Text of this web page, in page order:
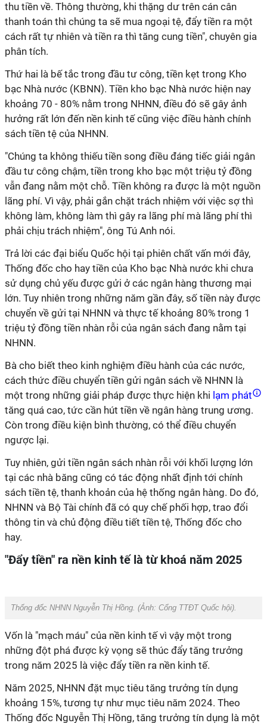
thu tiền về. Thông thường, khi thặng dư trên cán cân
thanh toán thì chúng ta sẽ mua ngoại tệ, đẩy tiền ra một
cách rất tự nhiên và tiền ra thì tăng cung tiền", chuyên gia
phân tích.
Thứ hai là bế tắc trong đầu tư công, tiền kẹt trong Kho
bạc Nhà nước (KBNN). Tiền kho bạc Nhà nước hiện nay
khoảng 70 - 80% nằm trong NHNN, điều đó sẽ gây ảnh
hưởng rất lớn đến nền kinh tế cũng việc điều hành chính
sách tiền tệ của NHNN.
"Chúng ta không thiếu tiền song điều đáng tiếc giải ngân
đầu tư công chậm, tiền trong kho bạc một triệu tỷ đồng
vẫn đang nằm một chỗ. Tiền không ra được là một nguồn
lãng phí. Vì vậy, phải gắn chặt trách nhiệm với việc sợ thì
không làm, không làm thì gây ra lãng phí mà lãng phí thì
phải chịu trách nhiệm", ông Tú Anh nói.
Trả lời các đại biểu Quốc hội tại phiên chất vấn mới đây,
Thống đốc cho hay tiền của Kho bạc Nhà nước khi chưa
sử dụng chủ yếu được gửi ở các ngân hàng thương mại
lớn. Tuy nhiên trong những năm gần đây, số tiền này được
chuyển về gửi tại NHNN và thực tế khoảng 80% trong 1
triệu tỷ đồng tiền nhàn rỗi của ngân sách đang nằm tại
NHNN.
Bà cho biết theo kinh nghiệm điều hành của các nước,
cách thức điều chuyển tiền gửi ngân sách về NHNN là
một trong những giải pháp được thực hiện khi lạm phát
tăng quá cao, tức cần hút tiền về ngân hàng trung ương.
Còn trong điều kiện bình thường, có thể điều chuyển
ngược lại.
Tuy nhiên, gửi tiền ngân sách nhàn rỗi với khối lượng lớn
tại các nhà băng cũng có tác động nhất định tới chính
sách tiền tệ, thanh khoản của hệ thống ngân hàng. Do đó,
NHNN và Bộ Tài chính đã có quy chế phối hợp, trao đổi
thông tin và chủ động điều tiết tiền tệ, Thống đốc cho
hay.
"Đẩy tiền" ra nền kinh tế là từ khoá năm 2025
Thống đốc NHNN Nguyễn Thị Hồng. (Ảnh: Cổng TTĐT Quốc hội).
Vốn là "mạch máu" của nền kinh tế vì vậy một trong
những đột phá được kỳ vọng sẽ thúc đẩy tăng trưởng
trong năm 2025 là việc đẩy tiền ra nền kinh tế.
Năm 2025, NHNN đặt mục tiêu tăng trưởng tín dụng
khoảng 15%, tương tự như mục tiêu năm 2024. Theo
Thống đốc Nguyễn Thị Hồng, tăng trưởng tín dụng là một